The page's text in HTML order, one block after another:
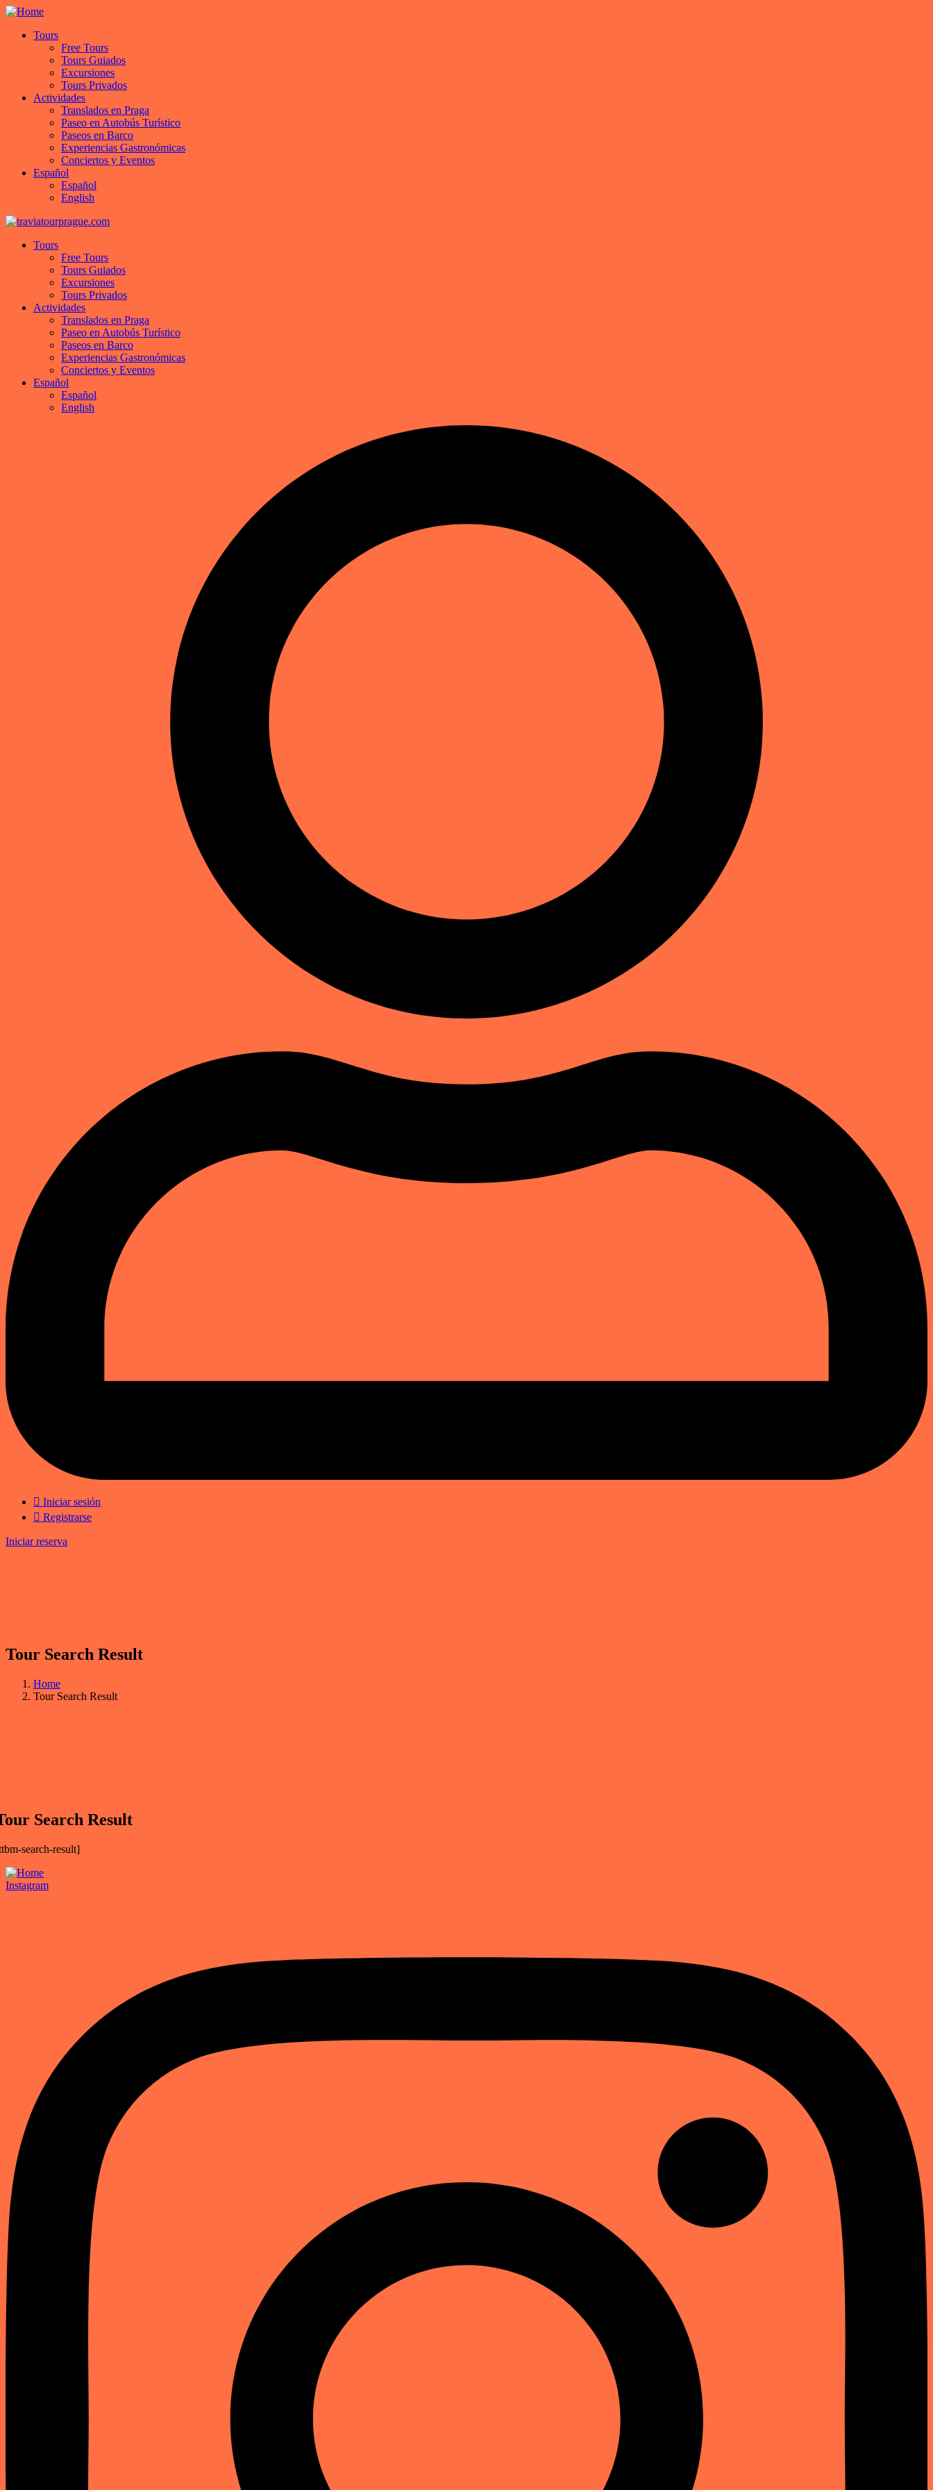
Tours
Free Tours
Tours Guiados
Excursiones
Tours Privados
Actividades
Translados en Praga
Paseo en Autobús Turístico
Paseos en Barco
Experiencias Gastronómicas
Conciertos y Eventos
Español
Español
English
Tours
Free Tours
Tours Guiados
Excursiones
Tours Privados
Actividades
Translados en Praga
Paseo en Autobús Turístico
Paseos en Barco
Experiencias Gastronómicas
Conciertos y Eventos
Español
Español
English
Iniciar sesión
Registrarse
Iniciar reserva
Tour Search Result
Home
Tour Search Result
Search Result
search-result]
Instagram